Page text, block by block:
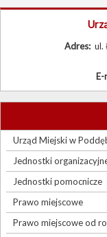
Adres: ul.
E-
Urząd Miejski w
Jednostki
Jednostki pomocnicze
Prawo miejscowe
Prawo miejscowe od